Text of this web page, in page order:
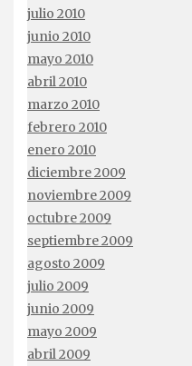
julio 2010
junio 2010
mayo 2010
abril 2010
marzo 2010
febrero 2010
enero 2010
diciembre 2009
noviembre 2009
octubre 2009
septiembre 2009
agosto 2009
julio 2009
junio 2009
mayo 2009
abril 2009